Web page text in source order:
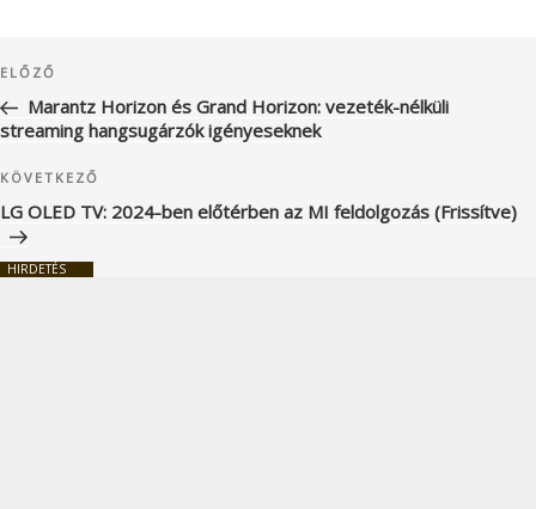
navigáció
Korábbi
bejegyzés
ELŐZŐ
Marantz Horizon és Grand Horizon: vezeték-nélküli
streaming hangsugárzók igényeseknek
Következő
bejegyzés
KÖVETKEZŐ
LG OLED TV: 2024-ben előtérben az MI feldolgozás (Frissítve)
HIRDETÉS